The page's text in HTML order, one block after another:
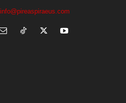
info@pireaspiraeus.com